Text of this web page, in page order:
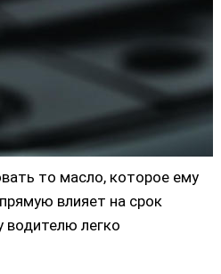
то масло, которое ему
влияет на срок
легко